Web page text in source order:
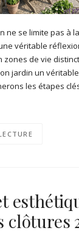
ne se limite pas à
véritable
zones de vie
jardin un
les étapes
clôtures